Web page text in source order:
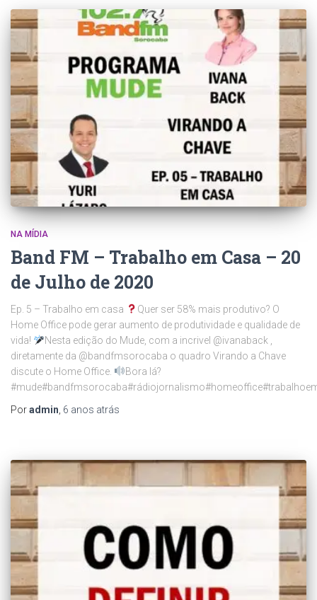
NA MÍDIA
Band FM – Trabalho em Casa – 20
de Julho de 2020
Ep. 5 – Trabalho em casa
Quer ser 58% mais produtivo? O
Home Office pode gerar aumento de produtividade e qualidade de
vida!
Nesta edição do Mude, com a incrivel @ivanaback ,
diretamente da @bandfmsorocaba o quadro Virando a Chave
discute o Home Office.
Bora lá?
Poradmin 6 anos atrás